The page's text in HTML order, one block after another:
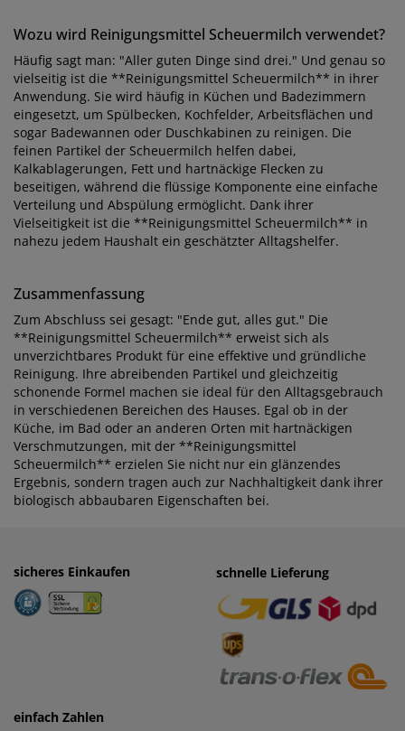
Wozu wird Reinigungsmittel Scheuermilch verwendet?
Häufig sagt man: "Aller guten Dinge sind drei." Und genau so
vielseitig ist die **Reinigungsmittel Scheuermilch** in ihrer
Anwendung. Sie wird häufig in Küchen und Badezimmern
eingesetzt, um Spülbecken, Kochfelder, Arbeitsflächen und
sogar Badewannen oder Duschkabinen zu reinigen. Die
feinen Partikel der Scheuermilch helfen dabei,
Kalkablagerungen, Fett und hartnäckige Flecken zu
beseitigen, während die flüssige Komponente eine einfache
Verteilung und Abspülung ermöglicht. Dank ihrer
Vielseitigkeit ist die **Reinigungsmittel Scheuermilch** in
nahezu jedem Haushalt ein geschätzter Alltagshelfer.
Zusammenfassung
Zum Abschluss sei gesagt: "Ende gut, alles gut." Die
**Reinigungsmittel Scheuermilch** erweist sich als
unverzichtbares Produkt für eine effektive und gründliche
Reinigung. Ihre abreibenden Partikel und gleichzeitig
schonende Formel machen sie ideal für den Alltagsgebrauch
in verschiedenen Bereichen des Hauses. Egal ob in der
Küche, im Bad oder an anderen Orten mit hartnäckigen
Verschmutzungen, mit der **Reinigungsmittel
Scheuermilch** erzielen Sie nicht nur ein glänzendes
Ergebnis, sondern tragen auch zur Nachhaltigkeit dank ihrer
biologisch abbaubaren Eigenschaften bei.
sicheres Einkaufen einfaches Zahlen
· Rechnung
· Vorkasse
schnelle Lieferung
einfach Zahlen